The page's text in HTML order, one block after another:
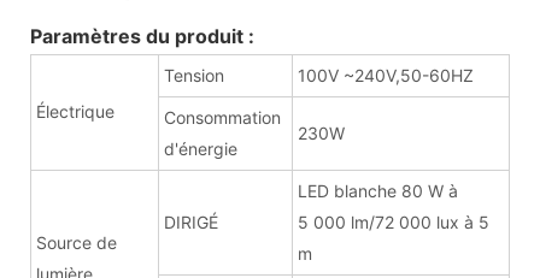
Paramètres du produit :
Électrique
Tension 100V ~240V,50-60HZ
Consommation
d'énergie
230W
Source de
lumière
DIRIGÉ
LED blanche 80 W à
5 000 lm/72 000 lux à 5
m